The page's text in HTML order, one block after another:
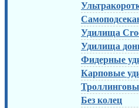
Удилища
Удилища
Фидерные
Карповые
Без колец